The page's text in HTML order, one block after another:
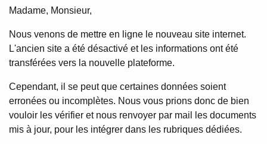
Madame, Monsieur,
Nous venons de mettre en ligne le nouveau site internet.
L'ancien site a été désactivé et les informations ont été
transférées vers la nouvelle plateforme.
Cependant, il se peut que certaines données soient
erronées ou incomplètes. Nous vous prions donc de bien
vouloir les vérifier et nous renvoyer par mail les documents
mis à jour, pour les intégrer dans les rubriques dédiées.